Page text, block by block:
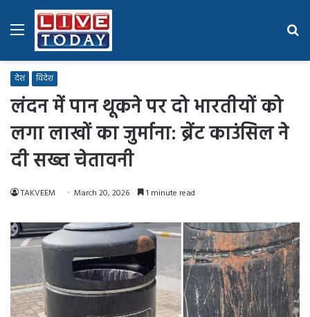
Menu
देश विदेश
लंदन में पान थूकने पर दो भारतीयों को
लगा लाखों का जुर्माना: ब्रेंट काउंसिल ने
दी सख्त चेतावनी
TAKVEEM March 20, 2026 1 minute read